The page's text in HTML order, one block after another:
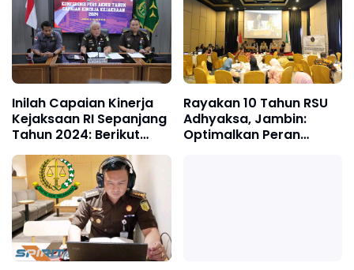
Inilah Capaian Kinerja
Kejaksaan RI Sepanjang
Tahun 2024: Berikut
Rangkuman Bidang
Pembinaan Pidsus
Pidum hingga Badiklat
Rayakan 10 Tahun RSU
Adhyaksa, Jambin:
Optimalkan Peran